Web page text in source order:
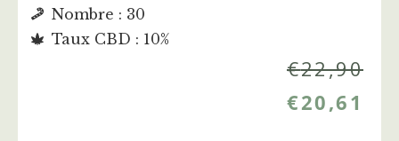
Nombre : 30
Taux CBD : 10%
€22,90
€20,61